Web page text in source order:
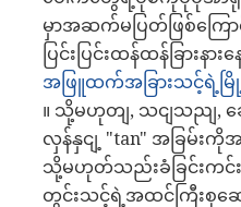
မှာအဆက်မပြတ်ဖြစ်ကြ
ပြင်းပြင်းထန်ထန်ခြားန
အဖြူထက်အခြားသင့်ရဲ့မြို့
။ သို့မဟုတျ, သငျသညျ, ဆေ
လှန်နှငျ့ "tan" အခြမ်း
သို့မဟုတ်သည်းခံခြင်းကင်း
တွင်းသင့်ရဲ့အထင်ကြီးစုဆေ